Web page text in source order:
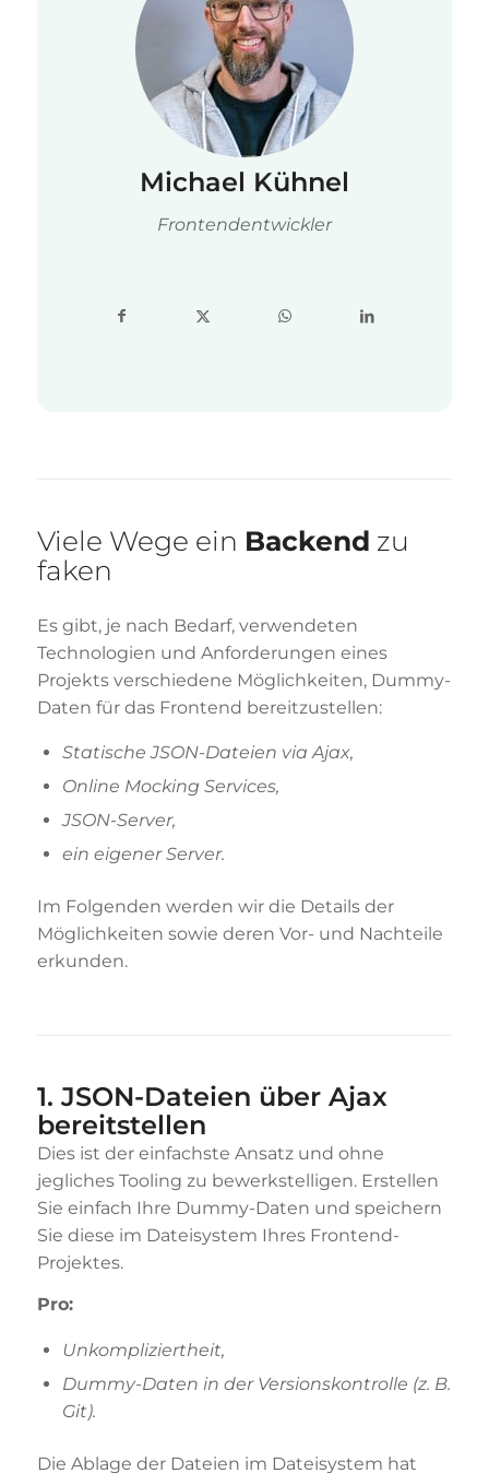
Michael Kühnel
Frontendentwickler
Viele Wege ein Backend zu
faken
Es gibt, je nach Bedarf, verwendeten
Technologien und Anforderungen eines
Projekts verschiedene Möglichkeiten, Dummy-
Daten für das Frontend bereitzustellen:
Statische JSON-Dateien via Ajax,
Online Mocking Services,
JSON-Server,
ein eigener Server.
Im Folgenden werden wir die Details der
Möglichkeiten sowie deren Vor- und Nachteile
erkunden.
1. JSON-Dateien über Ajax
bereitstellen
Dies ist der einfachste Ansatz und ohne
jegliches Tooling zu bewerkstelligen. Erstellen
Sie einfach Ihre Dummy-Daten und speichern
Sie diese im Dateisystem Ihres Frontend-
Projektes.
Pro:
Unkompliziertheit,
Dummy-Daten in der Versionskontrolle (z. B.
Git).
Die Ablage der Dateien im Dateisystem hat